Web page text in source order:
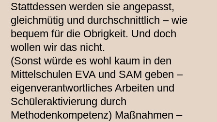
Stattdessen werden sie angepasst,
gleichmütig und durchschnittlich – wie
bequem für die Obrigkeit. Und doch
wollen wir das nicht.
(Sonst würde es wohl kaum in den
Mittelschulen EVA und SAM geben –
eigenverantwortliches Arbeiten und
Schüleraktivierung durch
Methodenkompetenz) Maßnahmen –